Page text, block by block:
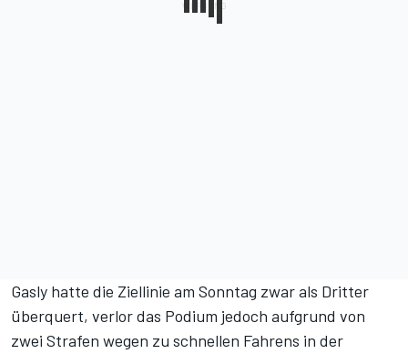
Gasly hatte die Ziellinie am Sonntag zwar als Dritter
überquert, verlor das Podium jedoch aufgrund von
zwei Strafen wegen zu schnellen Fahrens in der